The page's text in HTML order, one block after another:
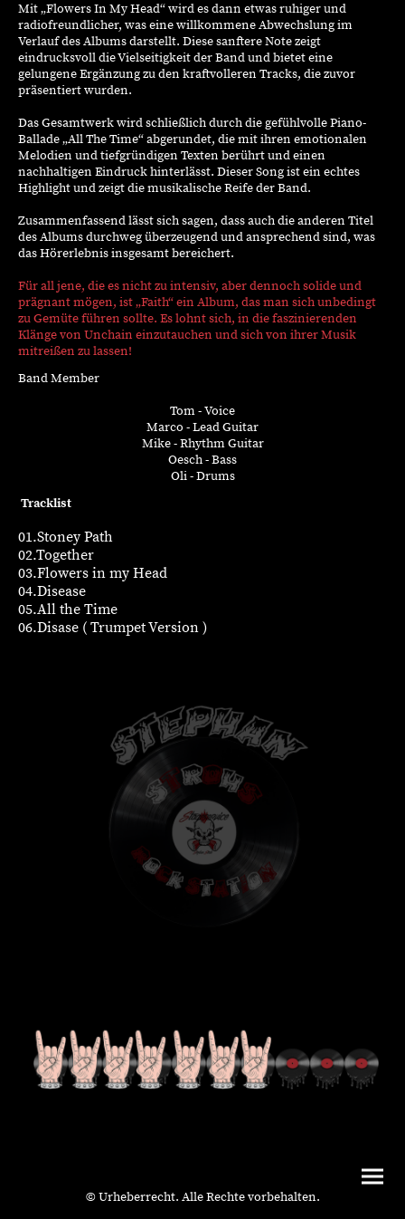
Mit „Flowers In My Head“ wird es dann etwas ruhiger und
radiofreundlicher, was eine willkommene Abwechslung im
Verlauf des Albums darstellt. Diese sanftere Note zeigt
eindrucksvoll die Vielseitigkeit der Band und bietet eine
gelungene Ergänzung zu den kraftvolleren Tracks, die zuvor
präsentiert wurden.
Das Gesamtwerk wird schließlich durch die gefühlvolle Piano-
Ballade „All The Time“ abgerundet, die mit ihren emotionalen
Melodien und tiefgründigen Texten berührt und einen
nachhaltigen Eindruck hinterlässt. Dieser Song ist ein echtes
Highlight und zeigt die musikalische Reife der Band.
Zusammenfassend lässt sich sagen, dass auch die anderen Titel
des Albums durchweg überzeugend und ansprechend sind, was
das Hörerlebnis insgesamt bereichert.
Für all jene, die es nicht zu intensiv, aber dennoch solide und
prägnant mögen, ist „Faith“ ein Album, das man sich unbedingt
zu Gemüte führen sollte. Es lohnt sich, in die faszinierenden
Klänge von Unchain einzutauchen und sich von ihrer Musik
mitreißen zu lassen!
Band Member
Tom - Voice
Marco - Lead Guitar
Mike - RhythmGuitar
Oesch - Bass
Oli - Drums
Tracklist
01.Stoney Path
02.Together
03.Flowers in my Head
04.Disease
05.All the Time
06.Disase ( Trumpet Version )
© Urheberrecht. Alle Rechte vorbehalten.